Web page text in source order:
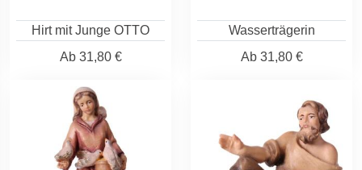
Hirt mit Junge OTTO
Ab31,80 €
Wasserträgerin
Ab31,80 €